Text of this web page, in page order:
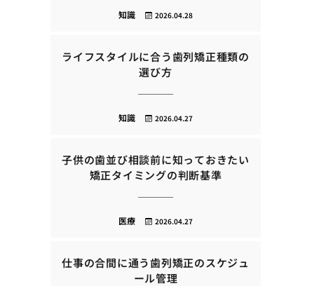
2026.04.28
知識
ライフスタイルに合う歯列矯正種類の
選び方
2026.04.27
知識
子供の歯並び相談前に知っておきたい
矯正タイミングの判断基準
2026.04.27
医療
仕事の合間に通う歯列矯正のスケジュ
ール管理